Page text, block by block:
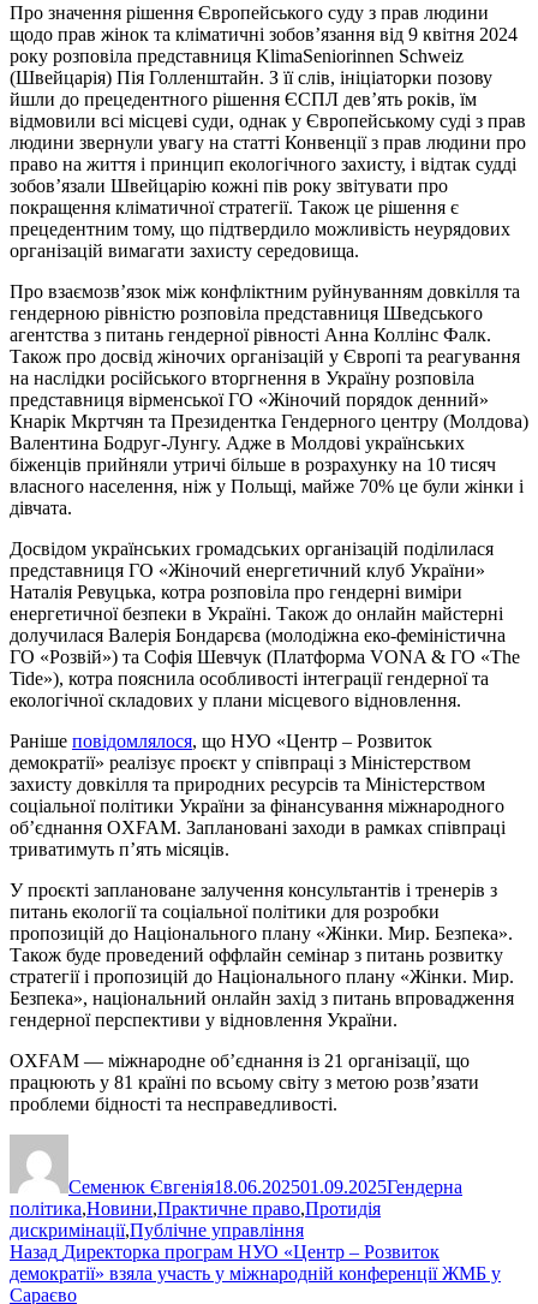
Про значення рішення Європейського суду з прав людини
щодо прав жінок та кліматичні зобов’язання від 9 квітня 2024
року розповіла представниця KlimaSeniorinnen Schweiz
(Швейцарія) Пія Голленштайн. З її слів, ініціаторки позову
йшли до прецедентного рішення ЄСПЛ дев’ять років, їм
відмовили всі місцеві суди, однак у Європейському суді з прав
людини звернули увагу на статті Конвенції з прав людини про
право на життя і принцип екологічного захисту, і відтак судді
зобов’язали Швейцарію кожні пів року звітувати про
покращення кліматичної стратегії. Також це рішення є
прецедентним тому, що підтвердило можливість неурядових
організацій вимагати захисту середовища.
Про взаємозв’язок між конфліктним руйнуванням довкілля та
гендерною рівністю розповіла представниця Шведського
агентства з питань гендерної рівності Анна Коллінс Фалк.
Також про досвід жіночих організацій у Європі та реагування
на наслідки російського вторгнення в Україну розповіла
представниця вірменської ГО «Жіночий порядок денний»
Кнарік Мкртчян та Президентка Гендерного центру (Молдова)
Валентина Бодруг-Лунгу. Адже в Молдові українських
біженців прийняли утричі більше в розрахунку на 10 тисяч
власного населення, ніж у Польщі, майже 70% це були жінки і
дівчата.
Досвідом українських громадських організацій поділилася
представниця ГО «Жіночий енергетичний клуб України»
Наталія Ревуцька, котра розповіла про гендерні виміри
енергетичної безпеки в Україні. Також до онлайн майстерні
долучилася Валерія Бондарєва (молодіжна еко-феміністична
ГО «Розвій») та Софія Шевчук (Платформа VONA & ГО «The
Tide»), котра пояснила особливості інтеграції гендерної та
екологічної складових у плани місцевого відновлення.
Раніше повідомлялося, що НУО «Центр – Розвиток
демократії» реалізує проєкт у співпраці з Міністерством
захисту довкілля та природних ресурсів та Міністерством
соціальної політики України за фінансування міжнародного
об’єднання OXFAM. Заплановані заходи в рамках співпраці
триватимуть п’ять місяців.
У проєкті заплановане залучення консультантів і тренерів з
питань екології та соціальної політики для розробки
пропозицій до Національного плану «Жінки. Мир. Безпека».
Також буде проведений оффлайн семінар з питань розвитку
стратегії і пропозицій до Національного плану «Жінки. Мир.
Безпека», національний онлайн захід з питань впровадження
гендерної перспективи у відновлення України.
OXFAM — міжнародне об’єднання із 21 організації, що
працюють у 81 країні по всьому світу з метою розв’язати
проблеми бідності та несправедливості.
Семенюк Євгенія18.06.202501.09.2025Гендерна
політика,Новини,Практичне право,Протидія
дискримінації,Публічне управління
Навігація
записів
Назад Попередній
запис:
Директорка програм НУО «Центр – Розвиток
демократії» взяла участь у міжнародній конференції ЖМБ у
Сараєво